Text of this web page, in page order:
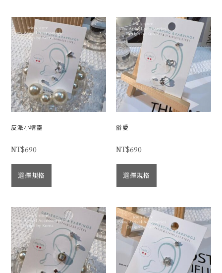
反派小精靈
NT$690
選擇規格
爵愛
NT$690
選擇規格